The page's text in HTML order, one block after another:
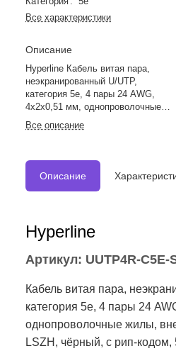
Все характеристики
Описание
Hyperline Кабель витая пара,
неэкранированный U/UTP,
категория 5e, 4 пары 24 AWG,
4х2х0,51 мм, однопроволочные
жилы, LSZH нг(А)-HF, внешний
-40°C – +75°C, черный 500 м
Все описание
Описание
Hyperline
Артикул: UUTP4R-C5E-
Кабель витая пара,
категория 5e, 4 пары 24
однопроволочные жилы,
LSZH, чёрный, с рип-кодом,